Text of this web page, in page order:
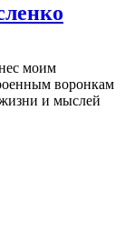
моим
воронкам
и мыслей